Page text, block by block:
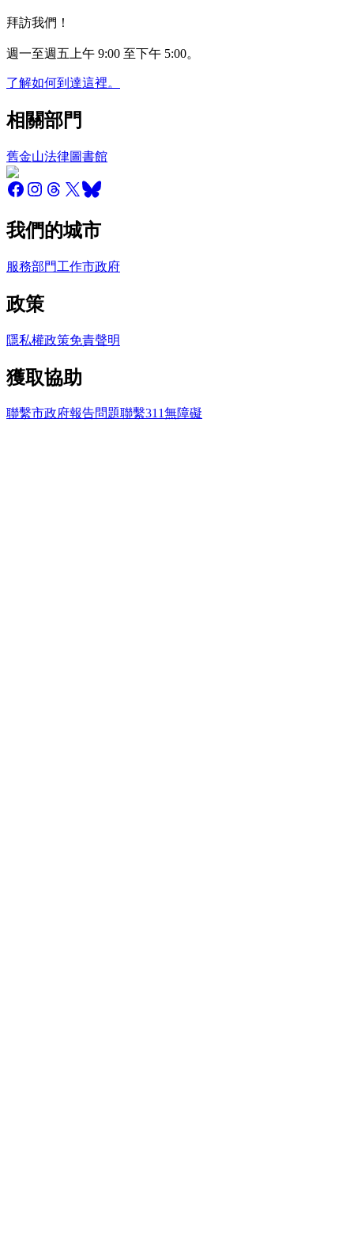
拜訪我們！
週一至週五上午 9:00 至下午 5:00。
了解如何到達這裡。
相關部門
舊金山法律圖書館
我們的城市
服務部門工作市政府
政策
隱私權政策免責聲明
獲取協助
聯繫市政府報告問題聯繫311無障礙